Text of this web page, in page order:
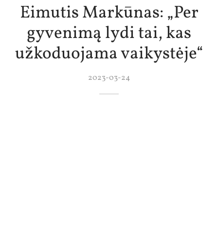
Eimutis Markūnas: „Per
gyvenimą lydi tai, kas
užkoduojama vaikystėje“
2023-03-24